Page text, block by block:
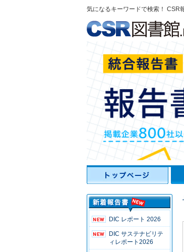
気になるキーワードで検索！ CSR
DIC レポート 2026
DIC サステナビリテ
ィレポート2026